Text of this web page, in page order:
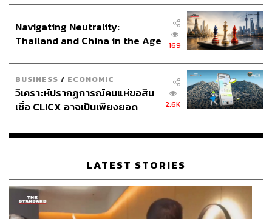
Navigating Neutrality:
Thailand and China in the Age
169
BUSINESS / ECONOMIC
วิเคราะห์ปรากฏการณ์คนแห่ขอสิน
เชื่อ CLICX อาจเป็นเพียงยอด
เรือนไทยที่ถูกซุกไว้
2.6K
LATEST STORIES